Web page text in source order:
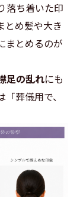
落ち着いた印
とめ髪や大き
まとめるのが
足の乱れにも
葬儀用で、